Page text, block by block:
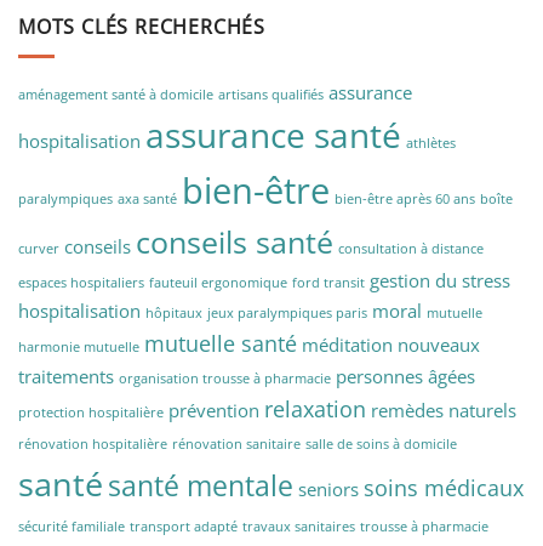
MOTS CLÉS RECHERCHÉS
aménagement santé à domicile artisans qualifiés assurance
hospitalisation assurance santé athlètes
paralympiques axa santé bien-être bien-être après 60 ans boîte
curver conseils conseils santé consultation à distance
espaces hospitaliers fauteuil ergonomique ford transit gestion du stress
hospitalisation hôpitaux jeux paralympiques paris moral mutuelle
harmonie mutuelle mutuelle santé méditation nouveaux
traitements organisation trousse à pharmacie personnes âgées
protection hospitalière prévention relaxation remèdes naturels
rénovation hospitalière rénovation sanitaire salle de soins à domicile
santésanté mentale seniors soins médicaux
sécurité familiale transport adapté travaux sanitaires trousse à pharmacie